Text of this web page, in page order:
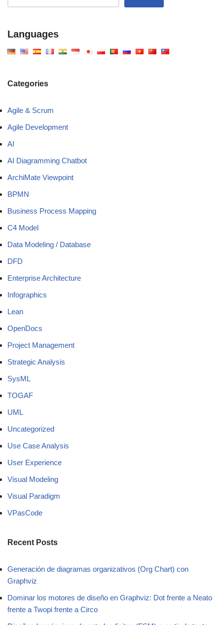
Languages
Categories
Agile & Scrum
Agile Development
AI
AI Diagramming Chatbot
ArchiMate Viewpoint
BPMN
Business Process Mapping
C4 Model
Data Modeling / Database
DFD
Enterprise Architecture
Infographics
Lean
OpenDocs
Project Management
Strategic Analysis
SysML
TOGAF
UML
Uncategorized
Use Case Analysis
User Experience
Visual Modeling
Visual Paradigm
VPasCode
Recent Posts
Generación de diagramas organizativos (Org Chart) con
Graphviz
Dominar los motores de diseño en Graphviz: Dot frente a Neato
frente a Twopi frente a Circo